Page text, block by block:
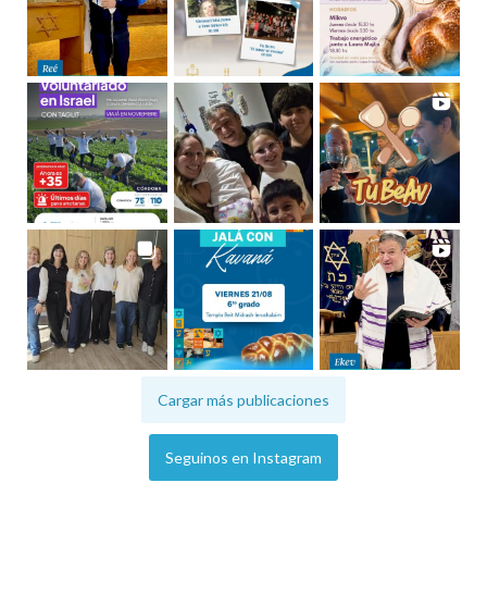
Cargar más publicaciones
Seguinos en Instagram